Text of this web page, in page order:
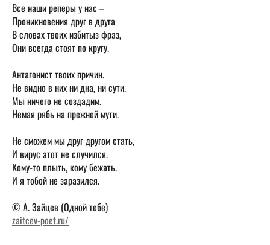
Все наши реперы у нас –
Проникновения друг в друга
В словах твоих избитыз фраз,
Они всегда стоят по кругу.
Антагонист твоих причин.
Не видно в них ни дна, ни сути.
Мы ничего не создадим.
Немая рябь на прежней мути.
Не сможем мы друг другом стать,
И вирус этот не случился.
Кому-то плыть, кому бежать.
И я тобой не заразился.
© А. Зайцев (Одной тебе)
zaitcev-poet.ru/